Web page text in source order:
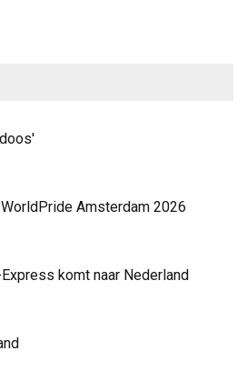
Amsterdam 2026
komt naar Nederland